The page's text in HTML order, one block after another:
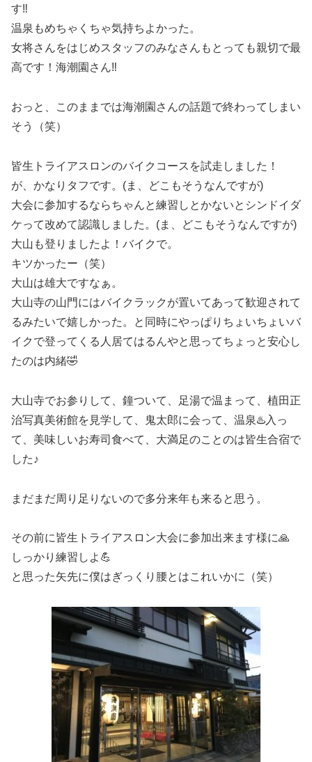
す‼️
温泉もめちゃくちゃ気持ちよかった。
女将さんをはじめスタッフのみなさんもとっても親切で最
高です！海潮園さん‼️
おっと、このままでは海潮園さんの話題で終わってしまい
そう（笑）
皆生トライアスロンのバイクコースを試走しました！
が、かなりタフです。(ま、どこもそうなんですが)
大会に参加するならちゃんと練習しとかないとシンドイダ
ケって改めて認識しました。(ま、どこもそうなんですが)
大山も登りましたよ！バイクで。
キツかったー（笑）
大山は雄大ですなぁ。
大山寺の山門にはバイクラックが置いてあって歓迎されて
るみたいで嬉しかった。と同時にやっぱりちょいちょいバ
イクで登ってくる人居てはるんやと思ってちょっと安心し
たのは内緒🤣
大山寺でお参りして、鐘ついて、足湯で温まって、植田正
治写真美術館を見学して、鬼太郎に会って、温泉♨️入っ
て、美味しいお寿司食べて、大満足のことのは皆生合宿で
した♪
まだまだ周り足りないので多分来年も来ると思う。
その前に皆生トライアスロン大会に参加出来ます様に🙏
しっかり練習しよ💪
と思った矢先に僕はぎっくり腰とはこれいかに（笑）